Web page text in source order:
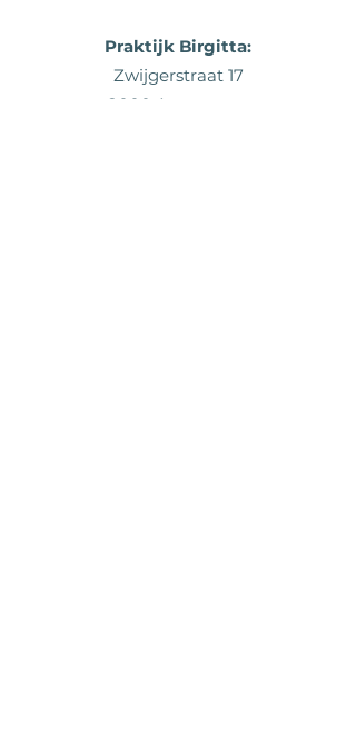
Praktijk Birgitta:
Zwijgerstraat 17
2000 Antwerpen